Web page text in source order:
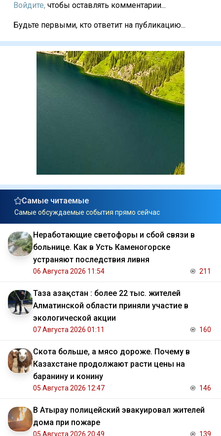
Войдите, чтобы оставлять комментарии...
Будьте первыми, кто ответит на публикацию...
Самые читаемые
Самые обсуждаемые события прямо сейчас
Неработающие светофоры и сбой связи в
больнице. Как в Усть Каменогорске
устраняют последствия ливня
06 Августа 2026 11:54 211
Таза Қазақстан : более 22 тыс. жителей
Алматинской области приняли участие в
экологической акции
07 Августа 2026 01:11 160
Скота больше, а мясо дороже. Почему в
Казахстане продолжают расти цены на
баранину и конину
05 Августа 2026 12:47 146
В Атырау полицейский эвакуировал жителей
дома при пожаре
05 Августа 2026 20:49 139